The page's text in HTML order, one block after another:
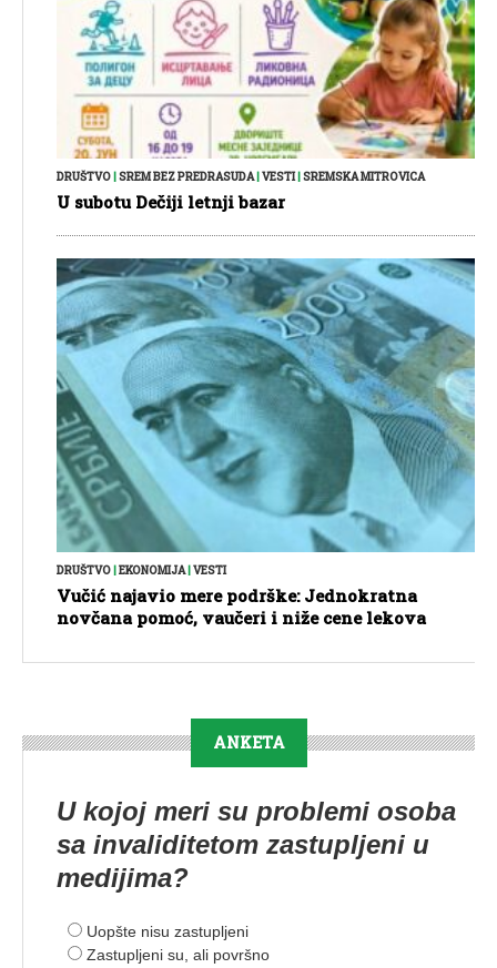
DRUŠTVO SREM BEZ PREDRASUDA| VESTI| SREMSKA MITROVICA
U subotu Dečiji letnji bazar
DRUŠTVO EKONOMIJA| VESTI
Vučić najavio mere podrške: Jednokratna
novčana pomoć, vaučeri i niže cene lekova
ANKETA
U kojoj meri su problemi osoba
sa invaliditetom zastupljeni u
medijima?
Uopšte nisu zastupljeni
Zastupljeni su, ali površno